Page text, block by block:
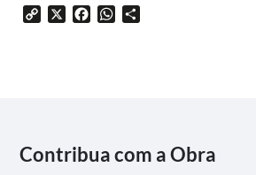
Copy X FacebookWhatsApp
Contribua com a Obra